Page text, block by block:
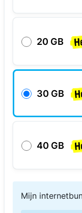
20 GB
30 GB
40 GB
Mijn